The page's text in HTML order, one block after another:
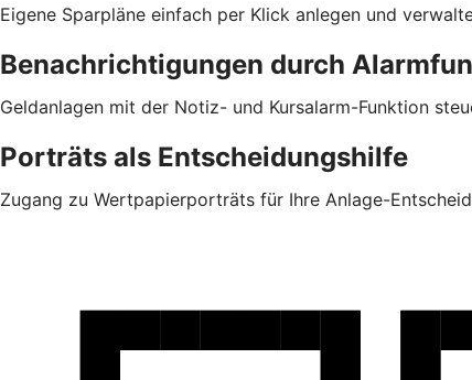
Eigene Sparpläne einfach per Klick anlegen und
Benachrichtigungen durch
Geldanlagen mit der Notiz- und Kursalarm-Funktion
Porträts als Entscheidungshilfe
Zugang zu Wertpapierporträts für Ihre Anlage-